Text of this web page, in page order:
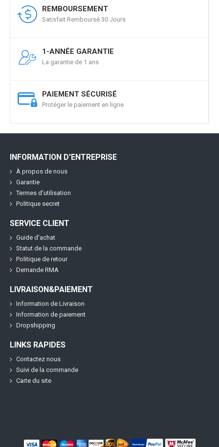
REMBOURSEMENT
Satisfait Remboursé 30 Jours
1-ANNÉE GARANTIE
La garantie de 1 ans
PAIEMENT SÉCURISÉ
Protéger le paiement en ligne
INFORMATION D'ENTREPRISE
À propos de nous
Garantie
Termes d'utilisation
Politique secret
SERVICE CLIENT
Guide d'achat
Statut de la commande
Politique de retour
Demande RMA
LIVRAISON&PAIEMENT
Information de Livraison
Information de paiement
Dropshipping
LINKS RAPIDES
Contactez nous
Suivi de la commande
Carte du site